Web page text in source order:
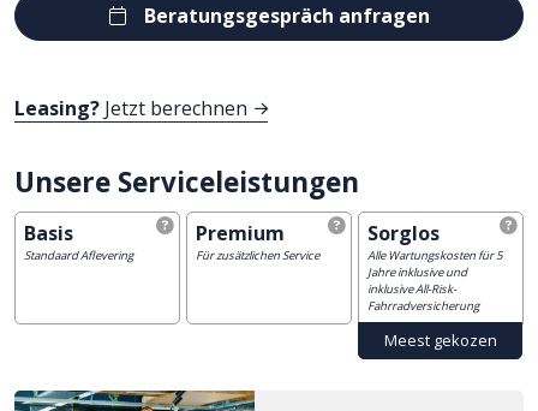
Beratungsgespräch anfragen
Leasing? Jetzt berechnen
Unsere Serviceleistungen
Basis
Standaard Aflevering
Premium
Für zusätzlichen Service
Sorglos
Alle Wartungskosten für 5
Jahre inklusive und
inklusive All-Risk-
Fahrradversicherung